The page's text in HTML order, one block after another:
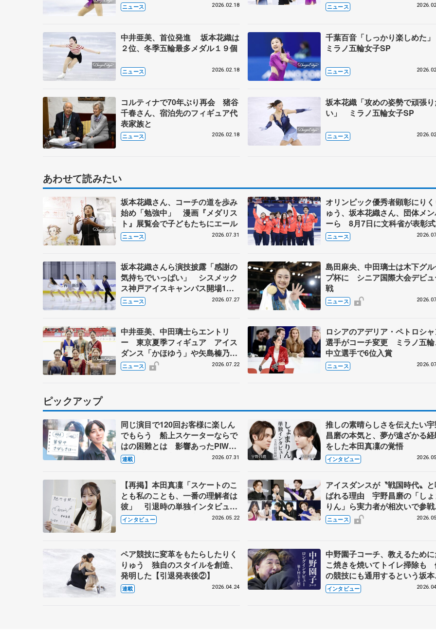
ニュース 2026.02.18 ニュース
中井亜美、首位発進 坂本花織は
２位、冬季五輪最多メダル１９個
ニュース 2026.02.18
千葉百音「しっかり楽しめた
ミラノ五輪女子SP
ニュース
コルティナで70年ぶり再会 猪谷
千春さん、宿泊先のフィギュア代
表家族と
ニュース 2026.02.18
坂本花織「攻めの姿勢で頑張
い」 ミラノ五輪女子SP
ニュース
あわせて読みたい
坂本花織さん、コーチの道を歩み
始め「勉強中」 漫画『メダリス
ト』展覧会で子どもたちにエール
ニュース 2026.07.31
オリンピック優秀者顕彰にりく
ゅう、坂本花織さん、団体メ
ーら 8月7日に文科省が表彰
ブルーノ・マルコット、中野
らコーチも
ニュース
坂本花織さんら演技披露「感謝の
気持ちでいっぱい」 シスメック
ス神戸アイスキャンパス開場1周
年イベント
ニュース 2026.07.27
島田麻央、中田璃士は木下グ
プ杯に シニア国際大会デビュ
戦
ニュース
中井亜美、中田璃士らエントリ
ー 東京夏季フィギュア アイス
ダンス「かほゆう」や矢島榛乃、
北村凌大組も
ニュース 2026.07.22
ロシアのアデリア・ペトロシ
選手がコーチ変更 ミラノ五輪
中立選手で6位入賞
ニュース
ピックアップ
同じ演目で120回お客様に楽しん
でもらう 船上スケーターならで
はの困難とは 影響あったPIW前
キャプテン松永さんの存在
連載 2026.07.31
推しの素晴らしさを伝えたい
昌磨の本気と、夢が遠ざかる
をした本田真凜の覚悟
インタビュー
【再掲】本田真凜「スケートのこ
とも私のことも、一番の理解者は
彼」 引退時の単独インタビュー
で語った競技人生や家族、恋人、
これからの夢…
インタビュー 2026.05.22
アイスダンスが〝戦国時代〟
ばれる理由 宇野昌磨の「しょ
りん」ら実力者が相次いで参
国内の競争激化
ニュース
ペア競技に変革をもたらしたりく
りゅう 独自のスタイルを創造、
発明した【引退発表後②】
連載 2026.04.24
中野園子コーチ、教えるため
こ焼きを焼いてトイレ掃除も
の競技にも通用するという坂
織の筋肉
インタビュー